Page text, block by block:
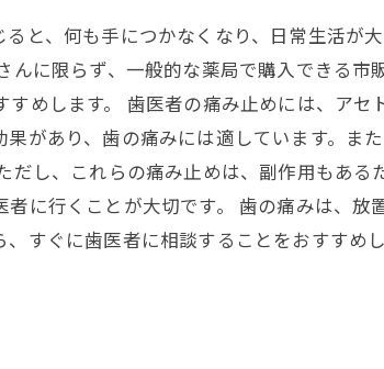
と、何も手につかなくなり、日常生活が
に限らず、一般的な薬局で購入できる
めします。 歯医者の痛み止めには、ア
があり、歯の痛みには適しています。ま
し、これらの痛み止めは、副作用もあ
に行くことが大切です。 歯の痛みは、
すぐに歯医者に相談することをおすすめ